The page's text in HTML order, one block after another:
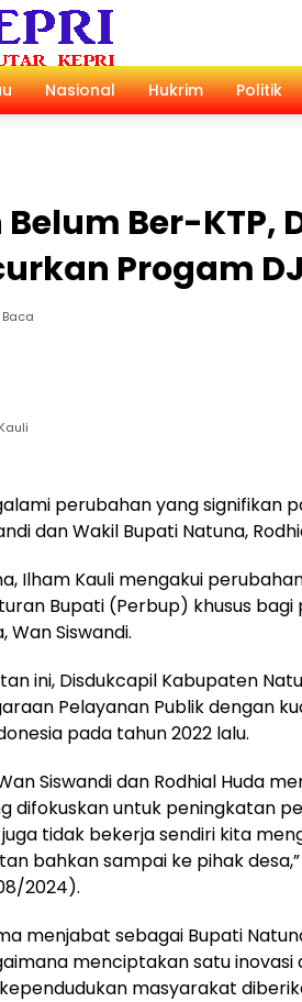
Nasional Hukrim Politik
Belum Ber-KTP,
Progam
perubahan yang signifikan
dan Wakil Bupati Natuna,
Ilham Kauli mengakui
Bupati (Perbup) khusus
Wan Siswandi.
ini, Disdukcapil Kabupaten
Pelayanan Publik dengan
pada tahun 2022 lalu.
Siswandi dan Rodhial Huda
difokuskan untuk peningkatan
tidak bekerja sendiri kita
bahkan sampai ke pihak
2024).
menjabat sebagai Bupati
menciptakan satu inovasi
masyarakat